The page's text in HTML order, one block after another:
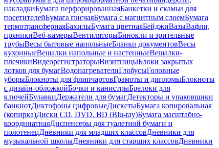
накладкиБумага перфорированнаяБанкетки и скамьи для
посетителейБумага писчаяБумага с магнитным слоемБумага
термотрансфернаяБахилыБумага цветнаяБейджиВазыВафли,
пряникиВеб-камерыВентиляторыБинокли и зрительные
трубыВесы бытовые напольныеБланки документовВесы
кухонныеВешалки напольные и настенныеВешалки-
плечикиВидеорегистраторыВизитницыБлоки закрытых
лотков для бумагВодонагревателиГлобусыГоловные
уборыБлокноты для флипчартовГрамоты и дипломыБлокноты
с дизайн-обложкойБочки и канистрыБрелоки для
ключейБулавкиДержатели для бумагДетекторы и упаковщики
банкнотДиктофоны цифровыеДискетыБумага копировальная
(копирка)Диски CD, DVD, BD (Blu-ray)Бумага масштабно-
координатнаяДиспенсеры для туалетной бумаги и
полотенецДневники для младших классовДневники для
музыкальной школыДневники для старших классовДневники